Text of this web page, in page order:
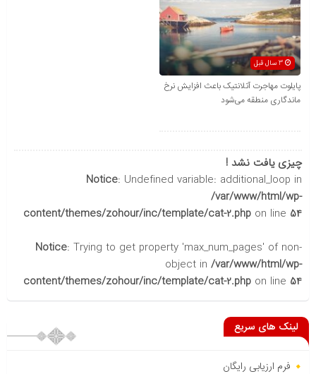
3 سال قبل
پایلوت مهاجرت آتلانتیک باعث افزایش نرخ
ماندگاری منطقه می‌شود
چیزی یافت نشد !
Notice: Undefined variable: additional_loop in
/var/www/html/wp-
content/themes/zohour/inc/template/cat-2.php on line 54
Notice: Trying to get property 'max_num_pages' of non-
object in /var/www/html/wp-
content/themes/zohour/inc/template/cat-2.php on line 54
لینک های سریع
فرم ارزیابی رایگان